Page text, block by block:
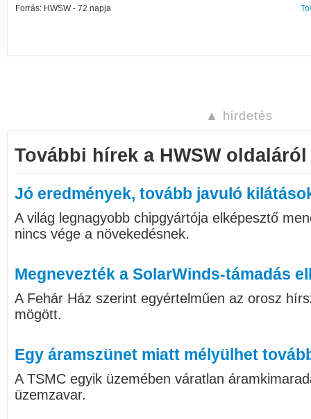
Forrás: HWSW - 72 napja
▲ hirdetés
További hírek a HWSW oldaláról
Jó eredmények, tovább javuló
A világ legnagyobb chipgyártója elképesztő
nincs vége a növekedésnek.
Megnevezték a SolarWinds-támadás
A Fehár Ház szerint egyértelműen az orosz
mögött.
Egy áramszünet miatt mélyülhet
A TSMC egyik üzemében váratlan
üzemzavar.